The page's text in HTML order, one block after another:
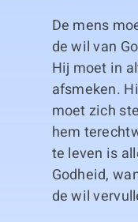
De mens
de wil van
Hij moet in
afsmeken.
moet zich
hem
te leven is
Godheid,
de wil